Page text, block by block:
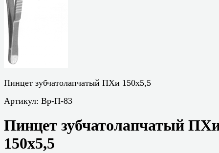
Пинцет зубчатолапчатый ПХи 150х5,5
Артикул: Вр-П-83
Пинцет зубчатолапчатый
150х5,5